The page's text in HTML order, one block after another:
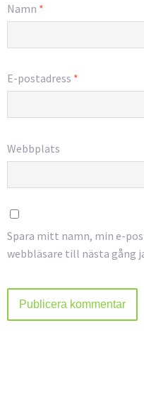
Namn *
E-postadress *
Webbplats
Spara mitt namn, min e-
webbläsare till nästa gång